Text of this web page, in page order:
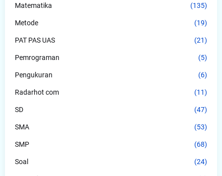
Matematika (135)
Metode (19)
PAT PAS UAS (21)
Pemrograman (5)
Pengukuran (6)
Radarhot com (11)
SD (47)
SMA (53)
SMP (68)
Soal (24)